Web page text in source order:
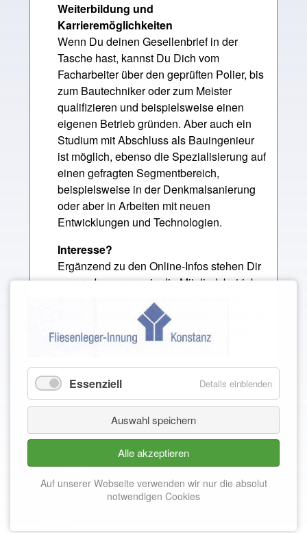
Weiterbildung und
Karrieremöglichkeiten
Wenn Du deinen Gesellenbrief in der
Tasche hast, kannst Du Dich vom
Facharbeiter über den geprüften Polier, bis
zum Bautechniker oder zum Meister
qualifizieren und beispielsweise einen
eigenen Betrieb gründen. Aber auch ein
Studium mit Abschluss als Bauingenieur
ist möglich, ebenso die Spezialisierung auf
einen gefragten Segmentbereich,
beispielsweise in der Denkmalsanierung
oder aber in Arbeiten mit neuen
Entwicklungen und Technologien.
Interesse?
Ergänzend zu den Online-Infos stehen Dir
unsere Innung sowie die Mitgliedsbetriebe
gerne zur Verfügung. Schau auf unserer
welche Betriebe in Deiner
Nähe sind und komm vorbei. Gut möglich,
dass dies der Start ist in Deinen
Traumberuf und eine erfolgreiche Karriere
mit Lehre!
Fliesenleger-Innung Konstanz ▪ Karl-
Essenziell Details einblenden
Auswahl speichern
Alle akzeptieren
Auf unserer Webseite verwenden wir nur die absolut
notwendigen Cookies